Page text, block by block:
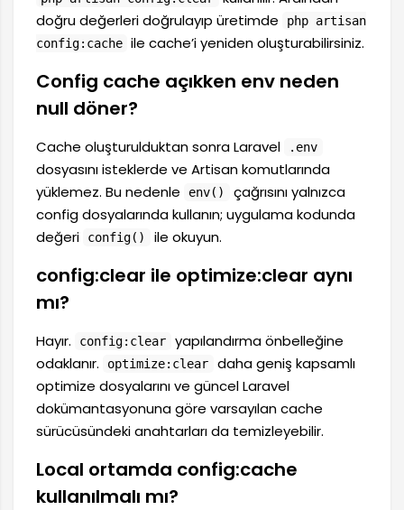
doğru değerleri doğrulayıp üretimde
php artisan
config:cache ile cache’i yeniden oluşturabilirsiniz.
Config cache açıkken env neden
null döner?
Cache oluşturulduktan sonra Laravel .env
dosyasını isteklerde ve Artisan komutlarında
yüklemez. Bu nedenle
env()
çağrısını yalnızca
config dosyalarında kullanın; uygulama kodunda
değeri
config() ile okuyun.
config:clear ile optimize:clear aynı
mı?
Hayır. config:clear
yapılandırma önbelleğine
odaklanır.
optimize:clear
daha geniş kapsamlı
optimize dosyalarını ve güncel Laravel
dokümantasyonuna göre varsayılan cache
sürücüsündeki anahtarları da temizleyebilir.
Local ortamda config:cache
kullanılmalı mı?